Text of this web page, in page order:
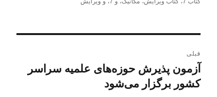
نوشته
قبلی
نوشته
قبلی:
آزمون پذیرش حوزه‌های علمیه سراسر
کشور برگزار می‌شود